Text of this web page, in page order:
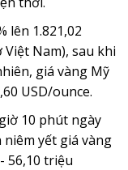
lên 1.821,02
Nam), sau khi
giá vàng Mỹ
USD/ounce.
10 phút ngày
niêm yết giá vàng
56,10 triệu